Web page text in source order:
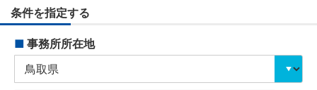
条件を指定する
■ 事務所所在地